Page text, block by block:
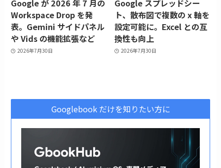
Google が 2026 年 7 月の
Workspace Drop を発
表。Gemini サイドパネル
や Vids の機能拡張など
2026年7月30日
Google スプレッドシー
ト、散布図で複数の x 軸を
設定可能に。Excel との互
換性も向上
2026年7月30日
Googlebook だけを知りたい方に